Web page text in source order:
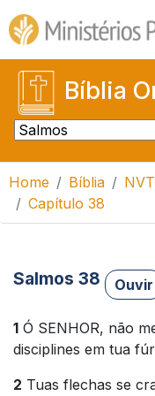
Bíblia
Home Bíblia NVT
Capítulo 38
Salmos 38 Ouvir
1 Ó SENHOR, não
disciplines em tua
2 Tuas flechas se